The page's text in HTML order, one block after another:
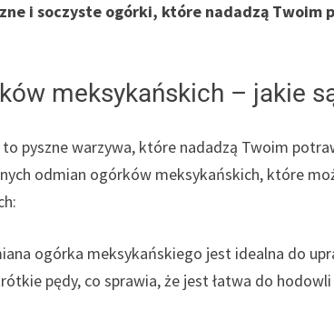
i soczyste ogórki, które nadadzą
meksykańskich – jakie
to pyszne warzywa, które nadadzą Twoim
odmian ogórków meksykańskich, które
ogórka meksykańskiego jest idealna do
pędy, co sprawia, że jest łatwa do hodowli